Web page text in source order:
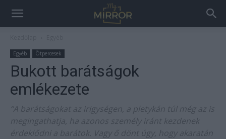
Egyéb Ötpercesek
Bukott barátságok
emlékezete
“A barátságokat az irigységen, a pletykán túl még az is
megingathatja, ha azonos személy iránt kezdenek
érdeklődni a barátok. Vagy ő dönt úgy, hogy akaratán